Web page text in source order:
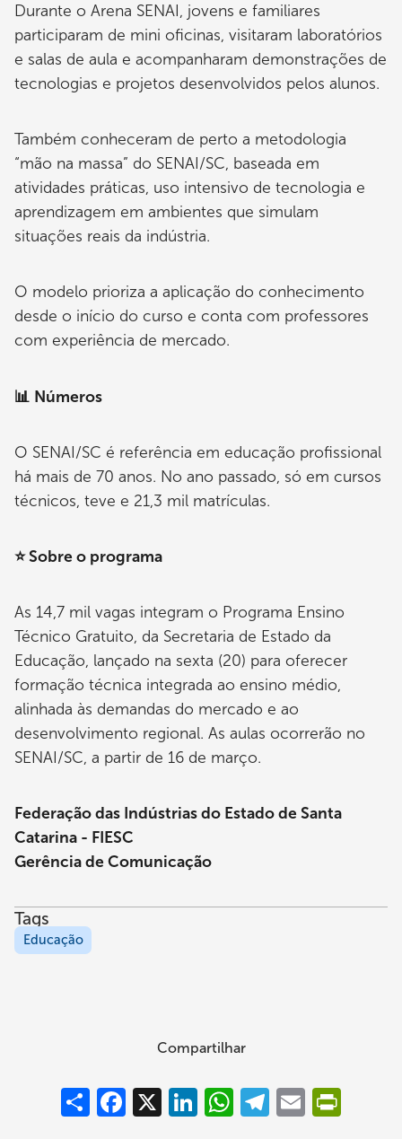
Durante o Arena SENAI, jovens e familiares
participaram de mini oficinas, visitaram laboratórios
e salas de aula e acompanharam demonstrações de
tecnologias e projetos desenvolvidos pelos alunos.
Também conheceram de perto a metodologia
“mão na massa” do SENAI/SC, baseada em
atividades práticas, uso intensivo de tecnologia e
aprendizagem em ambientes que simulam
situações reais da indústria.
O modelo prioriza a aplicação do conhecimento
desde o início do curso e conta com professores
com experiência de mercado.
📊 Números
O SENAI/SC é referência em educação profissional
há mais de 70 anos. No ano passado, só em cursos
técnicos, teve e 21,3 mil matrículas.
⭐ Sobre o programa
As 14,7 mil vagas integram o Programa Ensino
Técnico Gratuito, da Secretaria de Estado da
Educação, lançado na sexta (20) para oferecer
formação técnica integrada ao ensino médio,
alinhada às demandas do mercado e ao
desenvolvimento regional. As aulas ocorrerão no
SENAI/SC, a partir de 16 de março.
Federação das Indústrias do Estado de Santa
Catarina - FIESC
Gerência de Comunicação
Tags
Educação
Compartilhar
Compartilhar
Facebook
X LinkedInWhatsAppTelegram
Email